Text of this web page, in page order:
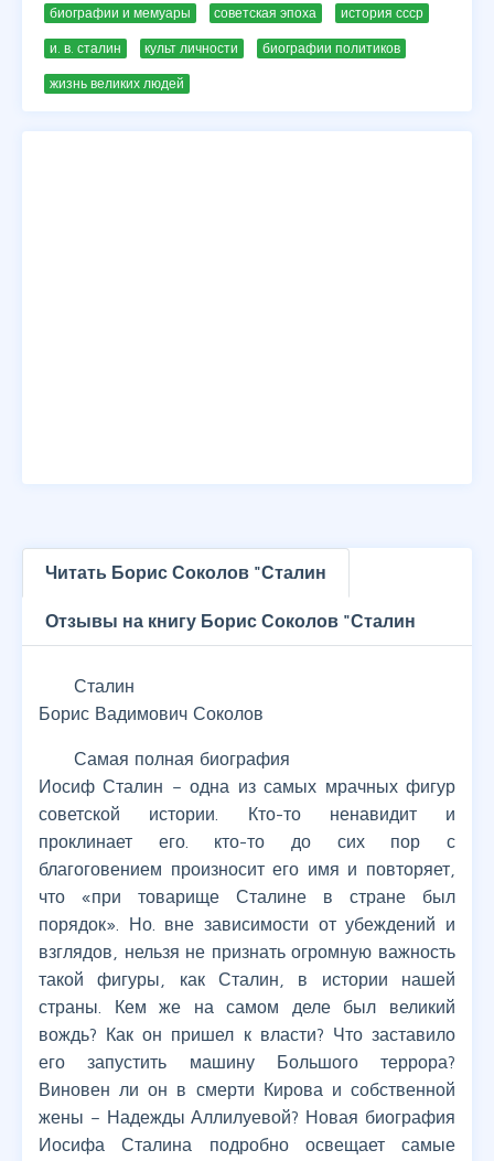
биографии и мемуары советская эпоха история ссср
и. в. сталин культ личности биографии политиков
жизнь великих людей
Читать Борис Соколов "Сталин
Отзывы на книгу Борис Соколов "Сталин
Сталин
Борис Вадимович Соколов
Самая полная биография
Иосиф Сталин – одна из самых мрачных фигур
советской истории. Кто-то ненавидит и
проклинает его. кто-то до сих пор с
благоговением произносит его имя и повторяет,
что «при товарище Сталине в стране был
порядок». Но. вне зависимости от убеждений и
взглядов, нельзя не признать огромную важность
такой фигуры, как Сталин, в истории нашей
страны. Кем же на самом деле был великий
вождь? Как он пришел к власти? Что заставило
его запустить машину Большого террора?
Виновен ли он в смерти Кирова и собственной
жены – Надежды Аллилуевой? Новая биография
Иосифа Сталина подробно освещает самые